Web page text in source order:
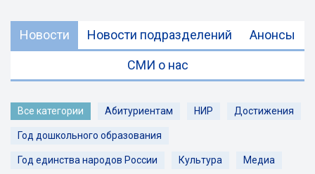
Новости Новости подразделений Анонсы
СМИ о нас
Все категории Абитуриентам НИР Достижения
Год дошкольного образования
Год единства народов России Культура Медиа